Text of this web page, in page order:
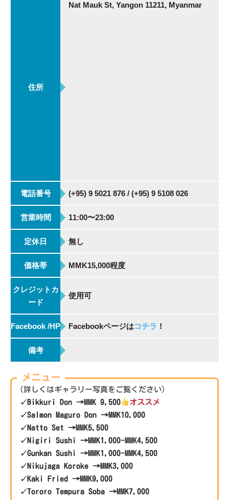
住所
Nat Mauk St, Yangon 11211, Myanmar
電話番号 (+95) 9 5021 876 / (+95) 9 5108 026
営業時間 11:00〜23:00
定休日 無し
価格帯 MMK15,000程度
クレジットカ
ード
使用可
Facebook /HPFacebookページはコチラ ！
備考
メニュー
(詳しくはギャラリー写真をご覧ください）
✓Bikkuri Don →MMK 9,500
オススメ
✓Salmon Maguro Don →MMK10,000
✓Natto Set →MMK5,500
✓Nigiri Sushi →MMK1,000-MMK4,500
✓Gunkan Sushi →MMK1,000-MMK4,500
✓Nikujaga Koroke →MMK3,000
✓Kaki Fried →MMK9,000
✓Tororo Tempura Soba →MMK7,000